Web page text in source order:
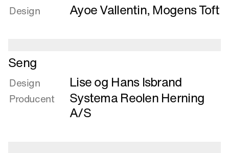
om
Design Ayoe Vallentin, Mogens Toft
Læs
mere
om
Seng
Seng
Design Lise og Hans Isbrand
Producent
Systema Reolen Herning
A/S